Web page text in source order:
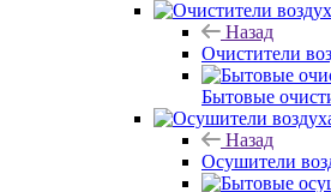
Назад
Очистители
Бытовые
Назад
Осушители